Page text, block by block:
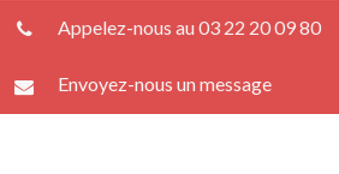
Appelez-nous au 03 22 20 09 80
Envoyez-nous un message